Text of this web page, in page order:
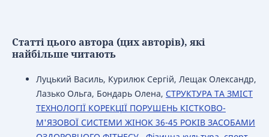
Статті цього автора (цих авторів), які
найбільше читають
Луцький Василь, Курилюк Сергій, Лещак Олександр,
Лазько Ольга, Бондарь Олена, СТРУКТУРА ТА ЗМІСТ
ТЕХНОЛОГІЇ КОРЕКЦІЇ ПОРУШЕНЬ КІСТКОВО-
М'ЯЗОВОЇ СИСТЕМИ ЖІНОК 36-45 РОКІВ ЗАСОБАМИ